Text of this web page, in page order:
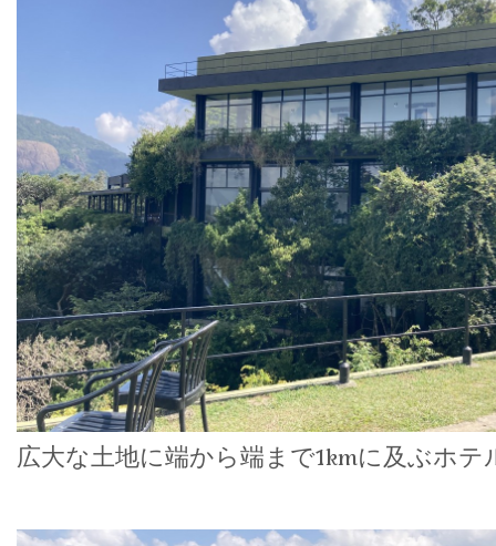
広大な土地に端から端まで1kmに及ぶホテ